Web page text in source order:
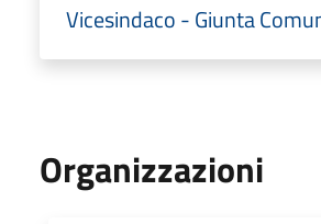
Vicesindaco - Giunta
Organizzazioni